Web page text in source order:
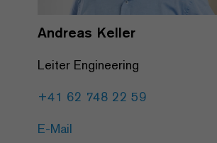
Andreas Keller
Leiter Engineering
+41 62 748 22 59
E-Mail